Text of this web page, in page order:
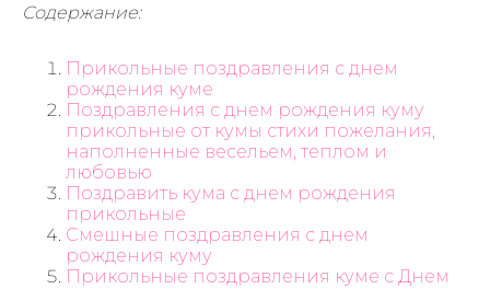
Содержание:
Прикольные поздравления с днем
рождения куме
Поздравления с днем рождения куму
прикольные от кумы стихи пожелания,
наполненные весельем, теплом и
любовью
Поздравить кума с днем рождения
прикольные
Смешные поздравления с днем
рождения куму
Прикольные поздравления куме с Днем